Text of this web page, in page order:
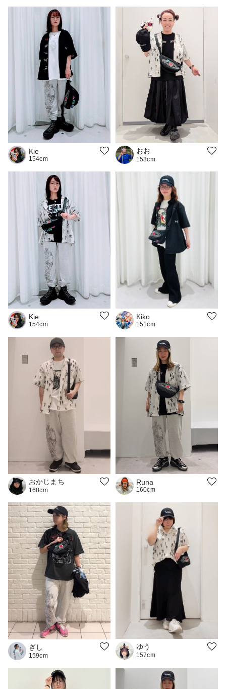
Kie
154cm
おお
153cm
Kie
154cm
Kiko
151cm
おかじまち
168cm
Runa
160cm
ぎし
159cm
ゆう
157cm